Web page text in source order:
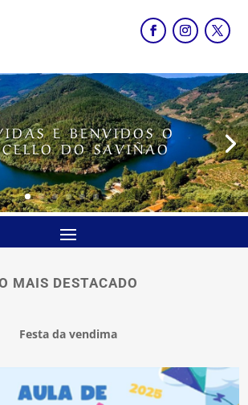
E BENVIDOS O
DO SAVIÑAO
MAIS DESTACADO
Festa da vendima